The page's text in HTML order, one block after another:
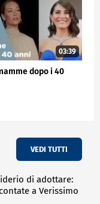
03:39
dopo i 40
VEDI TUTTI
di adottare:
a Verissimo